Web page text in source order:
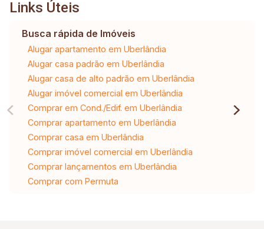
Links Úteis
Busca rápida de Imóveis
Alugar apartamento em Uberlândia
Alugar casa padrão em Uberlândia
Alugar casa de alto padrão em Uberlândia
Alugar imóvel comercial em Uberlândia
Comprar em Cond./Edif. em Uberlândia
Comprar apartamento em Uberlândia
Comprar casa em Uberlândia
Comprar imóvel comercial em Uberlândia
Comprar lançamentos em Uberlândia
Comprar com Permuta